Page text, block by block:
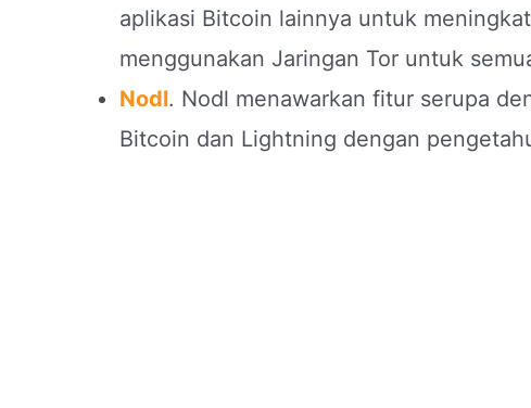
aplikasi Bitcoin lainnya untuk
menggunakan Jaringan Tor untuk
Nodl. Nodl menawarkan fitur serupa
Bitcoin dan Lightning dengan